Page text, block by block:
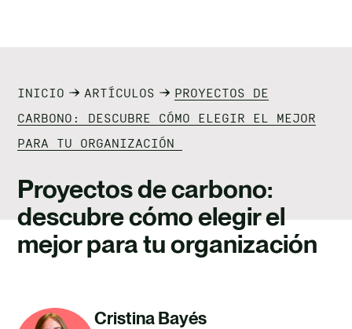
IMPACTO
RECURSOS
TALENTO
CONTACTO
INICIO ARTÍCULOS
PROYECTOS DE
CARBONO: DESCUBRE CÓMO ELEGIR EL MEJOR
PARA TU ORGANIZACIÓN
Proyectos de carbono:
descubre cómo elegir el
mejor para tu organización
Cristina Bayés